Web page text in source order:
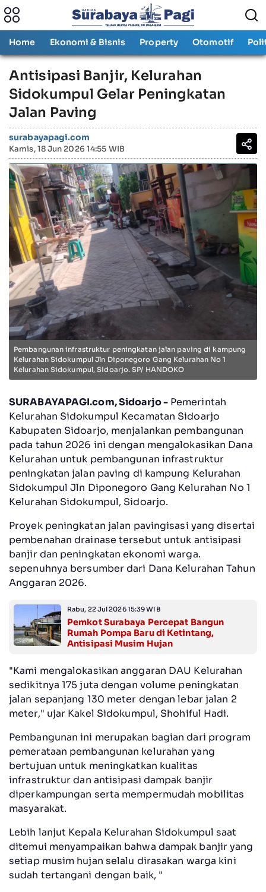
Home Ekonomi & Bisnis Property Otomotif
Antisipasi Banjir, Kelurahan
Sidokumpul Gelar Peningkatan
Jalan Paving
surabayapagi.com
Kamis, 18 Jun 2026 14:55 WIB
Pembangunan infrastruktur peningkatan jalan paving di kampung
Kelurahan Sidokumpul Jln Diponegoro Gang Kelurahan No 1
Kelurahan Sidokumpul, Sidoarjo. SP/ HANDOKO
SURABAYAPAGI.com, Sidoarjo -Pemerintah
Kelurahan Sidokumpul Kecamatan Sidoarjo
Kabupaten Sidoarjo, menjalankan pembangunan
pada tahun 2026 ini dengan mengalokasikan Dana
Kelurahan untuk pembangunan infrastruktur
peningkatan jalan paving di kampung Kelurahan
Sidokumpul Jln Diponegoro Gang Kelurahan No 1
Kelurahan Sidokumpul, Sidoarjo.
Proyek peningkatan jalan pavingisasi yang disertai
pembenahan drainase tersebut untuk antisipasi
banjir dan peningkatan ekonomi warga.
sepenuhnya bersumber dari Dana Kelurahan Tahun
Anggaran 2026.
Rabu, 22 Jul 2026 15:39 WIB
Pemkot Surabaya Percepat Bangun
Rumah Pompa Baru di Ketintang,
Antisipasi Musim Hujan
"Kami mengalokasikan anggaran DAU Kelurahan
sedikitnya 175 juta dengan volume peningkatan
jalan sepanjang 130 meter dengan lebar jalan 2
meter," ujar Kakel Sidokumpul, Shohiful Hadi.
Pembangunan ini merupakan bagian dari program
pemerataan pembangunan kelurahan yang
bertujuan untuk meningkatkan kualitas
infrastruktur dan antisipasi dampak banjir
diperkampungan serta mempermudah mobilitas
masyarakat.
Lebih lanjut Kepala Kelurahan Sidokumpul saat
ditemui menyampaikan bahwa dampak banjir yang
setiap musim hujan selalu dirasakan warga kini
sudah tertangani dengan baik, "